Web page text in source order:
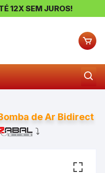
12X SEM JUROS!
de Ar Bidirect
⤵